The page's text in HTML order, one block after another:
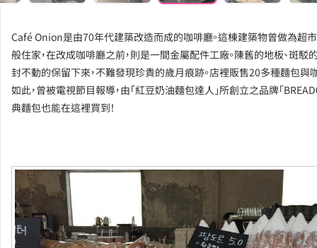
Café Onion是由70年代建築改造而成的咖啡廳。這棟建築物曾做為超市
般住家，在改成咖啡廳之前，則是一間金屬配件工廠。陳舊的地板、斑駁
封不動的保留下來，不難發現珍貴的歲月痕跡。店裡販售20多種麵包與
如此，曾被電視節目報導，由「紅豆奶油麵包達人」所創立之品牌「
典麵包也能在這裡買到！